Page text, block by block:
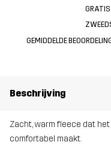
GRATIS
GEMIDDELDE
Beschrijving
Zacht, warm fleece dat
comfortabel maakt.